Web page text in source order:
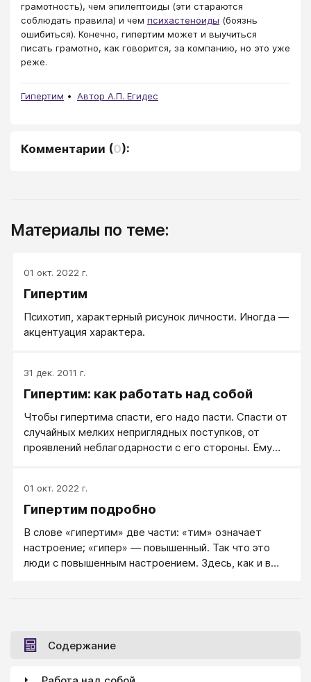
грамотность), чем эпилептоиды (эти стараются
соблюдать правила) и чем психастеноиды (боязнь
ошибиться). Конечно, гипертим может и выучиться
писать грамотно, как говорится, за компанию, но это уже
реже.
Гипертим Автор А.П. Егидес
Комментарии (0):
Материалы по теме:
01 окт. 2022 г.
Гипертим
Психотип, характерный рисунок личности. Иногда —
акцентуация характера.
31 дек. 2011 г.
Гипертим: как работать над собой
Чтобы гипертима спасти, его надо пасти. Спасти от
случайных мелких неприглядных поступков, от
проявлений неблагодарности с его стороны. Ему
с гипертимами, то поручаю дело сразу пяти. Один
из них все же, может быть, и сделает то, что
не обижаюсь: я знаю, что гипертимы - люди
необязательные.
01 окт. 2022 г.
Гипертим подробно
В слове «гипертим» две части: «тим» означает
настроение; «гипер» — повышенный. Так что это
люди с повышенным настроением. Здесь, как и в
Содержание